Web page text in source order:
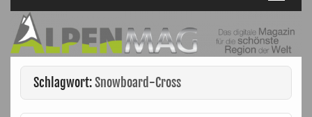
Schlagwort:Snowboard-Cross